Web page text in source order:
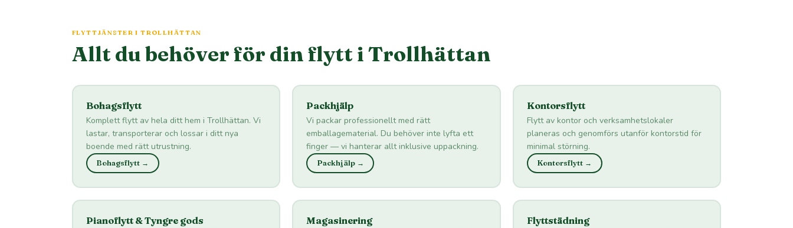
FLYTTJÄNSTER I TROLLHÄTTAN
Allt du behöver för din flytt i Trollhättan
Bohagsflytt
Komplett flytt av hela ditt hem i Trollhättan. Vi
lastar, transporterar och lossar i ditt nya
boende med rätt utrustning.
Bohagsflytt →
Packhjälp
Vi packar professionellt med rätt
emballagematerial. Du behöver inte lyfta ett
finger — vi hanterar allt inklusive uppackning.
Packhjälp →
Kontorsflytt
Flytt av kontor och verksamhetslokaler
planeras och genomförs utanför kontorstid för
minimal störning.
Kontorsflytt →
Pianoflytt & Tyngre gods Magasinering Flyttstädning